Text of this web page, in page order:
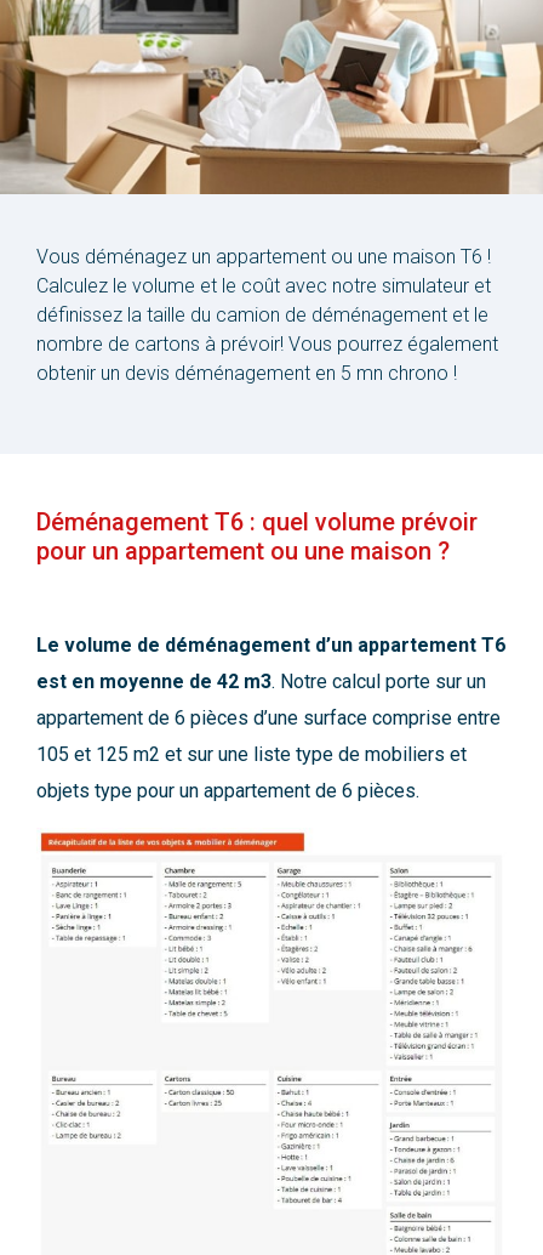
Vous déménagez un appartement ou une maison T6 !
Calculez le volume et le coût avec notre simulateur et
définissez la taille du camion de déménagement et le
nombre de cartons à prévoir! Vous pourrez également
obtenir un devis déménagement en 5 mn chrono !
Déménagement T6 : quel volume prévoir
pour un appartement ou une maison ?
Le volume de déménagement d’un appartement T6
est en moyenne de 42 m3. Notre calcul porte sur un
appartement de 6 pièces d’une surface comprise entre
105 et 125 m2 et sur une liste type de mobiliers et
objets type pour un appartement de 6 pièces.